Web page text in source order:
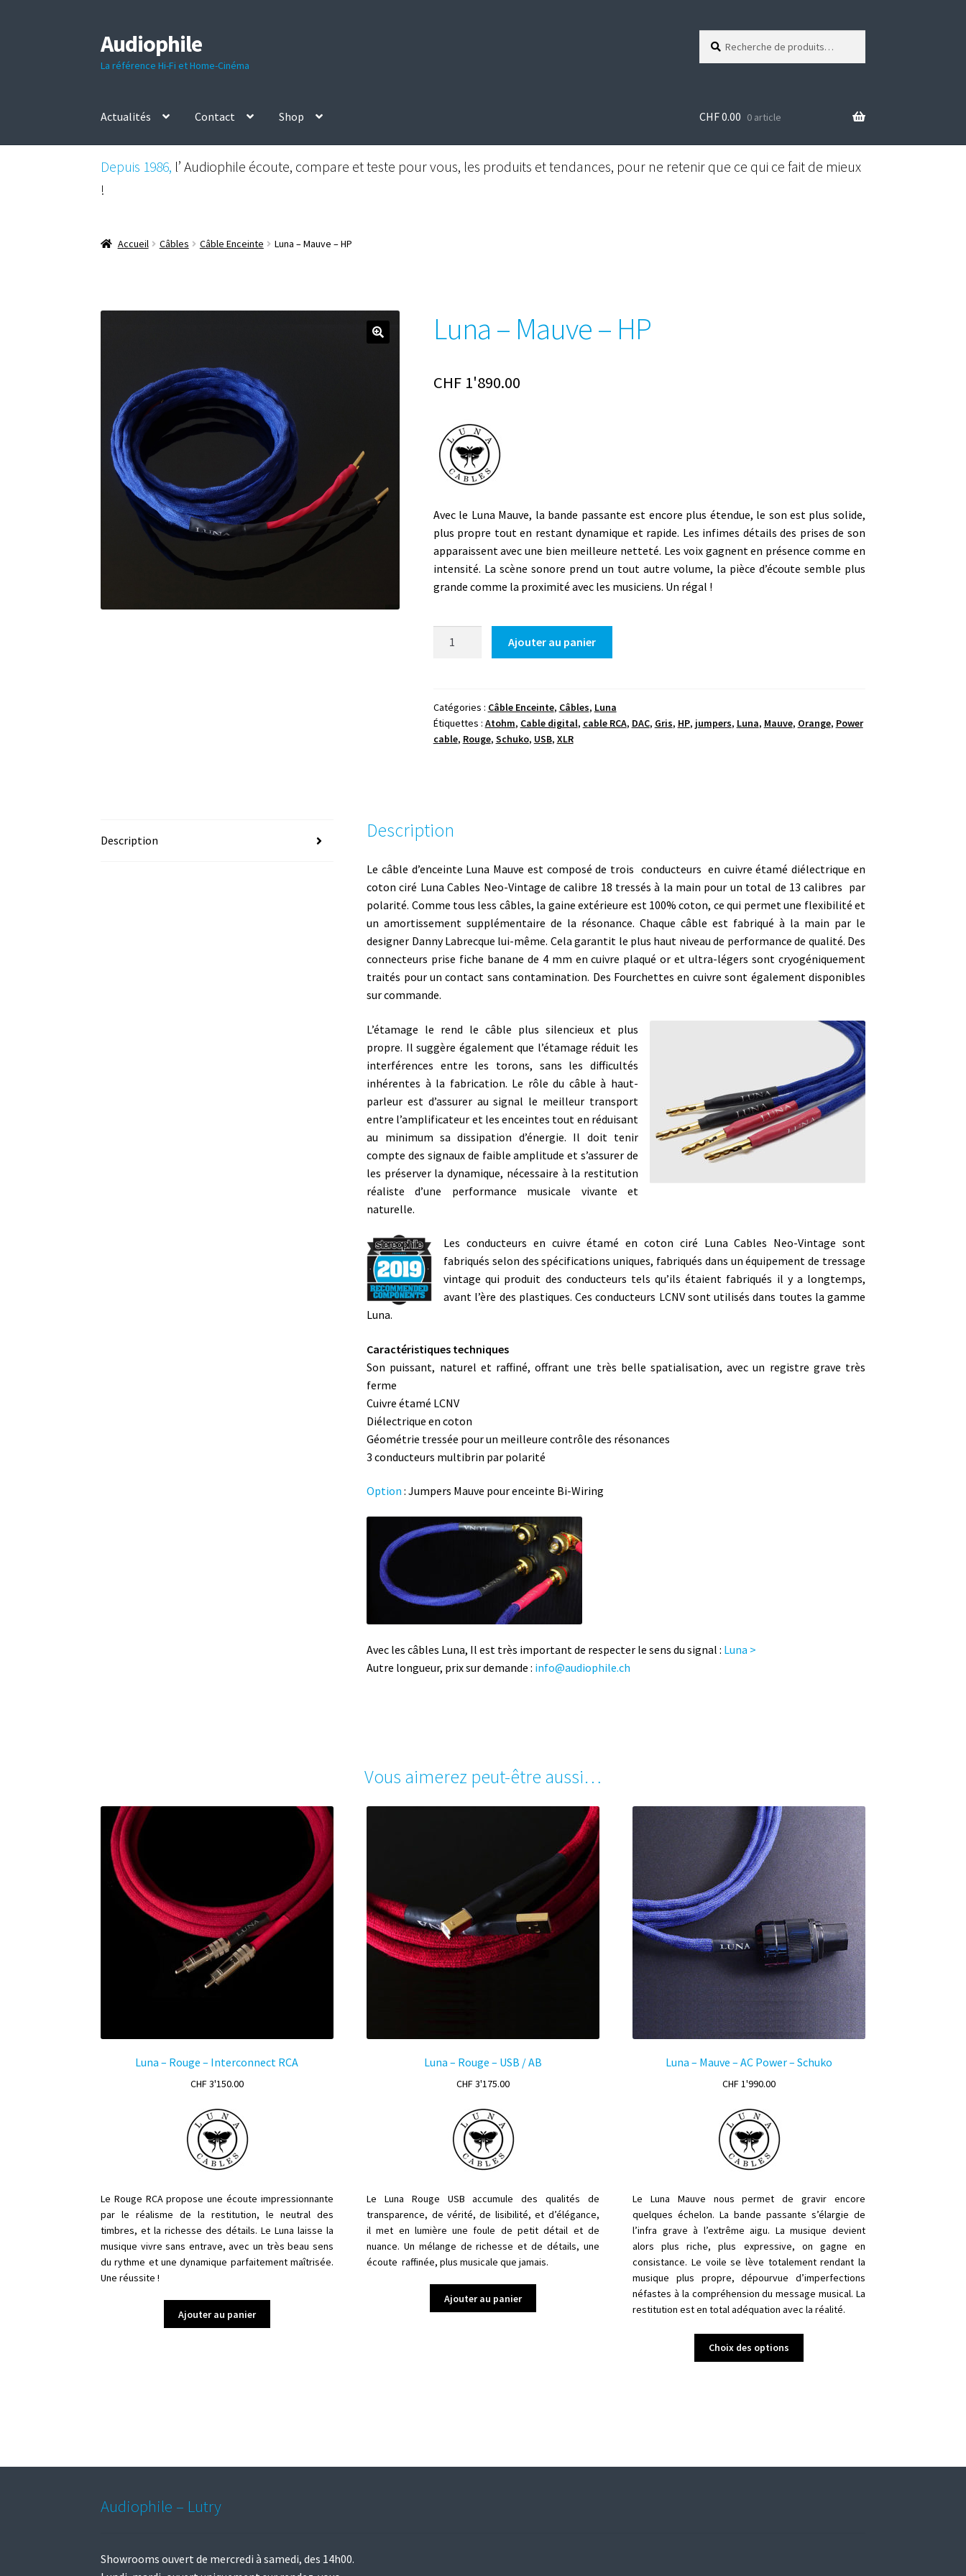
Aller
à
la
Aller
au
contenu
Audiophile
La référence Hi-Fi et Home-Cinéma
pour :
r
h
e
Actualités Contact Shop CHF0.00 0 article
Depuis 1986, l’ Audiophile écoute, compare et teste pour vous, les produits et tendances, pour ne retenir que ce qui ce fait de mieux
!
Accueil Câbles Câble Enceinte Luna – Mauve – HP
Luna – Mauve – HP
CHF1'890.00
Avec le Luna Mauve, la bande passante est encore plus étendue, le son est plus solide,
plus propre tout en restant dynamique et rapide. Les infimes détails des prises de son
apparaissent avec une bien meilleure netteté. Les voix gagnent en présence comme en
intensité. La scène sonore prend un tout autre volume, la pièce d’écoute semble plus
grande comme la proximité avec les musiciens. Un régal !
Mauve
-
HP
Ajouter au panier
Catégories : Câble Enceinte, Câbles, Luna
Étiquettes : Atohm, Cable digital, cable RCA, DAC, Gris, HP, jumpers, Luna, Mauve, Orange, Power
cable, Rouge, Schuko, USB, XLR
Description Description
Le câble d’enceinte Luna Mauve est composé de trois conducteurs en cuivre étamé diélectrique en
coton ciré Luna Cables Neo-Vintage de calibre 18 tressés à la main pour un total de 13 calibres par
polarité. Comme tous less câbles, la gaine extérieure est 100% coton, ce qui permet une flexibilité et
un amortissement supplémentaire de la résonance. Chaque câble est fabriqué à la main par le
designer Danny Labrecque lui-même. Cela garantit le plus haut niveau de performance de qualité. Des
connecteurs prise fiche banane de 4 mm en cuivre plaqué or et ultra-légers sont cryogéniquement
traités pour un contact sans contamination. Des Fourchettes en cuivre sont également disponibles
sur commande.
L’étamage le rend le câble plus silencieux et plus
propre. Il suggère également que l’étamage réduit les
interférences entre les torons, sans les difficultés
inhérentes à la fabrication. Le rôle du câble à haut-
parleur est d’assurer au signal le meilleur transport
entre l’amplificateur et les enceintes tout en réduisant
au minimum sa dissipation d’énergie. Il doit tenir
compte des signaux de faible amplitude et s’assurer de
les préserver la dynamique, nécessaire à la restitution
réaliste d’une performance musicale vivante et
naturelle.
Les conducteurs en cuivre étamé en coton ciré Luna Cables Neo-Vintage sont
fabriqués selon des spécifications uniques, fabriqués dans un équipement de tressage
vintage qui produit des conducteurs tels qu’ils étaient fabriqués il y a longtemps,
avant l’ère des plastiques. Ces conducteurs LCNV sont utilisés dans toutes la gamme
Luna.
Caractéristiques techniques
Son puissant, naturel et raffiné, offrant une très belle spatialisation, avec un registre grave très
ferme
Cuivre étamé LCNV
Diélectrique en coton
Géométrie tressée pour un meilleure contrôle des résonances
3 conducteurs multibrin par polarité
Option : Jumpers Mauve pour enceinte Bi-Wiring
Avec les câbles Luna, Il est très important de respecter le sens du signal : Luna >
Autre longueur, prix sur demande : info@audiophile.ch
Vous aimerez peut-être aussi…
Luna – Rouge – Interconnect RCA
CHF3'150.00
Le Rouge RCA propose une écoute impressionnante
par le réalisme de la restitution, le neutral des
timbres, et la richesse des détails. Le Luna laisse la
musique vivre sans entrave, avec un très beau sens
du rythme et une dynamique parfaitement maîtrisée.
Une réussite !
Ajouter au panier
Luna – Rouge – USB / AB
CHF3'175.00
Le Luna Rouge USB accumule des qualités de
transparence, de vérité, de lisibilité, et d’élégance,
il met en lumière une foule de petit détail et de
nuance. Un mélange de richesse et de détails, une
écoute raffinée, plus musicale que jamais.
Ajouter au panier
Luna – Mauve – AC Power – Schuko
CHF 1'990.00
Le Luna Mauve nous permet de gravir encore
quelques échelon. Labande passante s’élargie de
l’infra grave à l’extrême aigu. La musique devient
alors plus riche, plus expressive, on gagne en
consistance. Le voile se lève totalement rendant la
musique plus propre, dépourvue d’imperfections
néfastes à la compréhension du message musical. La
restitution est en total adéquation avec la réalité.
Choix des options
être
Audiophile – Lutry
Showrooms ouvert de mercredi à samedi, des 14h00.